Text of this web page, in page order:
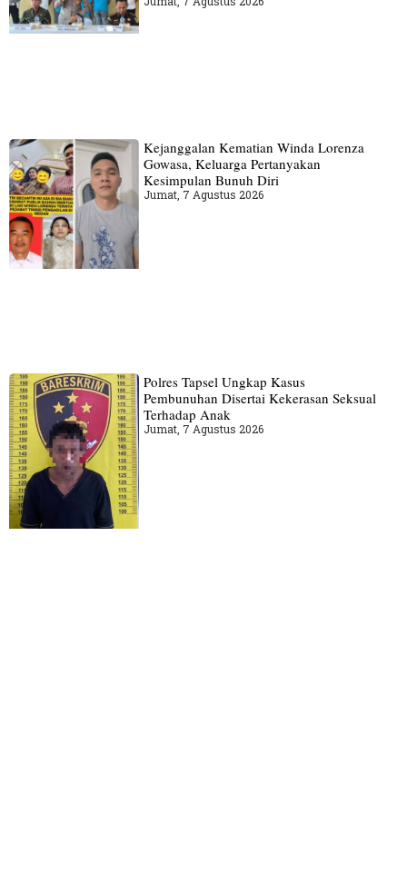
Kejanggalan Kematian Winda Lorenza
Gowasa, Keluarga Pertanyakan
Kesimpulan Bunuh Diri
Jumat, 7 Agustus 2026
Polres Tapsel Ungkap Kasus
Pembunuhan Disertai Kekerasan Seksual
Terhadap Anak
Jumat, 7 Agustus 2026